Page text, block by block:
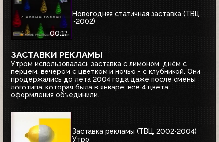
00:17
Новогодняя статичная заставка (ТВЦ,
~2002)
ЗАСТАВКИ РЕКЛАМЫ
Утром использовалась заставка с лимоном, днём с
перцем, вечером с цветком и ночью - с клубникой. Они
продержались до лета 2004 года даже после смены
логотипа, которая была в январе: все 4 цвета
оформления объединили.
Заставка рекламы (ТВЦ, 2002-2004)
Утро